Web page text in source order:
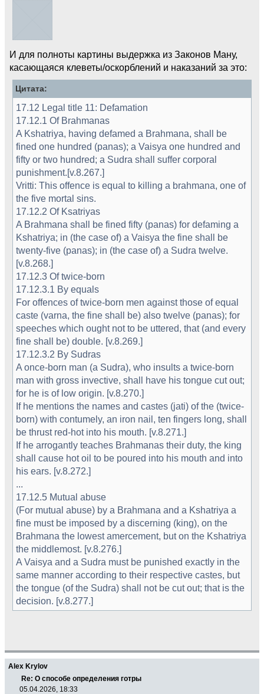
И для полноты картины выдержка из Законов Ману,
касающаяся клеветы/оскорблений и наказаний за это:
Цитата:
17.12 Legal title 11: Defamation
17.12.1 Of Brahmanas
A Kshatriya, having defamed a Brahmana, shall be
fined one hundred (panas); a Vaisya one hundred and
fifty or two hundred; a Sudra shall suffer corporal
punishment.[v.8.267.]
Vritti: This offence is equal to killing a brahmana, one of
the five mortal sins.
17.12.2 Of Ksatriyas
A Brahmana shall be fined fifty (panas) for defaming a
Kshatriya; in (the case of) a Vaisya the fine shall be
twenty-five (panas); in (the case of) a Sudra twelve.
[v.8.268.]
17.12.3 Of twice-born
17.12.3.1 By equals
For offences of twice-born men against those of equal
caste (varna, the fine shall be) also twelve (panas); for
speeches which ought not to be uttered, that (and every
fine shall be) double. [v.8.269.]
17.12.3.2 By Sudras
A once-born man (a Sudra), who insults a twice-born
man with gross invective, shall have his tongue cut out;
for he is of low origin. [v.8.270.]
If he mentions the names and castes (jati) of the (twice-
born) with contumely, an iron nail, ten fingers long, shall
be thrust red-hot into his mouth. [v.8.271.]
If he arrogantly teaches Brahmanas their duty, the king
shall cause hot oil to be poured into his mouth and into
his ears. [v.8.272.]
...
17.12.5 Mutual abuse
(For mutual abuse) by a Brahmana and a Kshatriya a
fine must be imposed by a discerning (king), on the
Brahmana the lowest amercement, but on the Kshatriya
the middlemost. [v.8.276.]
A Vaisya and a Sudra must be punished exactly in the
same manner according to their respective castes, but
the tongue (of the Sudra) shall not be cut out; that is the
decision. [v.8.277.]
Alex Krylov
Re: О способе определения готры
05.04.2026, 18:33